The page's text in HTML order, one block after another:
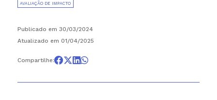
AVALIAÇÃO DE IMPACTO
Publicado em 30/03/2024
Atualizado em 01/04/2025
Compartilhe: